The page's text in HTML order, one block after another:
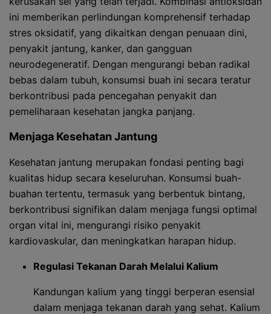
ini memberikan perlindungan komprehensif terhadap
stres oksidatif, yang dikaitkan dengan penuaan dini,
penyakit jantung, kanker, dan gangguan
neurodegeneratif. Dengan mengurangi beban radikal
bebas dalam tubuh, konsumsi buah ini secara teratur
berkontribusi pada pencegahan penyakit dan
pemeliharaan kesehatan jangka panjang.
Menjaga Kesehatan Jantung
Kesehatan jantung merupakan fondasi penting bagi
kualitas hidup secara keseluruhan. Konsumsi buah-
buahan tertentu, termasuk yang berbentuk bintang,
berkontribusi signifikan dalam menjaga fungsi optimal
organ vital ini, mengurangi risiko penyakit
kardiovaskular, dan meningkatkan harapan hidup.
Regulasi Tekanan Darah Melalui Kalium
Kandungan kalium yang tinggi berperan esensial
dalam menjaga tekanan darah yang sehat. Kalium